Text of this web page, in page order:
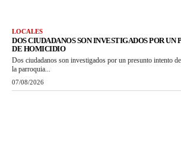
LOCALES
DOS CIUDADANOS SON INVESTIGADOS POR UN
DE HOMICIDIO
Dos ciudadanos son investigados por un presunto intento
la parroquia...
07/08/2026